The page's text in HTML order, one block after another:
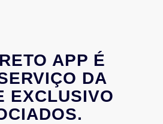
APP É
DA
EXCLUSIVO